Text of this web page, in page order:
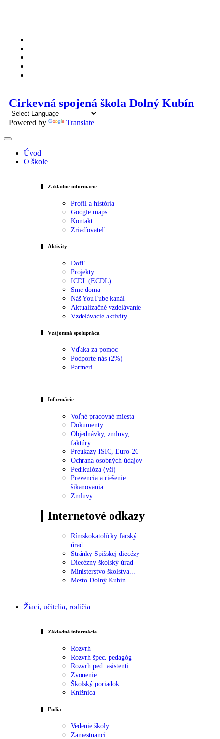
Cirkevná spojená škola Dolný Kubín
Powered by Translate
Úvod
O škole
Základné informácie
Profil a história
Google maps
Kontakt
Zriaďovateľ
Aktivity
DofE
Projekty
ICDL (ECDL)
Sme doma
Náš YouTube kanál
Aktualizačné vzdelávanie
Vzdelávacie aktivity
Vzájomná spolupráca
Vďaka za pomoc
Podporte nás (2%)
Partneri
Informácie
Voľné pracovné miesta
Dokumenty
Objednávky, zmluvy,
faktúry
Preukazy ISIC, Euro-26
Ochrana osobných údajov
Pedikulóza (vši)
Prevencia a riešenie
šikanovania
Zmluvy
Internetové odkazy
Rímskokatolícky farský
úrad
Stránky Spišskej diecézy
Diecézny školský úrad
Ministerstvo školstva...
Mesto Dolný Kubín
Žiaci, učitelia, rodičia
Základné informácie
Rozvrh
Rozvrh špec. pedagóg
Rozvrh ped. asistenti
Zvonenie
Školský poriadok
Knižnica
Ľudia
Vedenie školy
Zamestnanci